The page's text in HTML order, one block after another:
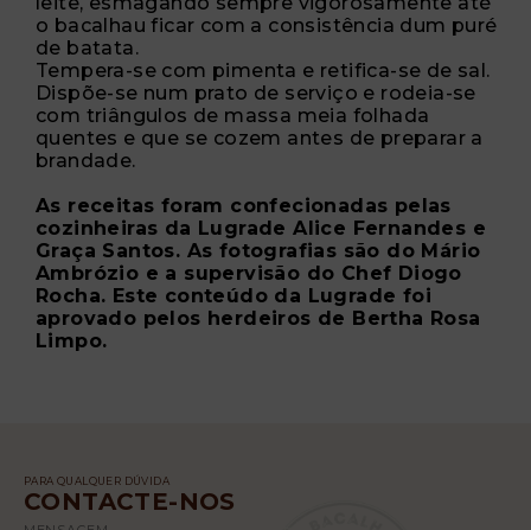
o bacalhau ficar com a consistência dum puré
de batata.
Tempera-se com pimenta e retifica-se de sal.
Dispõe-se num prato de serviço e rodeia-se
com triângulos de massa meia folhada
quentes e que se cozem antes de preparar a
brandade.
As receitas foram confecionadas pelas
cozinheiras da Lugrade Alice Fernandes e
Graça Santos. As fotografias são do Mário
Ambrózio e a supervisão do Chef Diogo
Rocha. Este conteúdo da Lugrade foi
aprovado pelos herdeiros de Bertha Rosa
Limpo.
PARA QUALQUER DÚVIDA
CONTACTE-NOS